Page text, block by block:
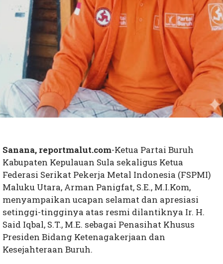
Sanana, reportmalut.com-Ketua Partai Buruh
Kabupaten Kepulauan Sula sekaligus Ketua
Federasi Serikat Pekerja Metal Indonesia (FSPMI)
Maluku Utara, Arman Panigfat, S.E., M.I.Kom,
menyampaikan ucapan selamat dan apresiasi
setinggi-tingginya atas resmi dilantiknya Ir. H.
Said Iqbal, S.T., M.E. sebagai Penasihat Khusus
Presiden Bidang Ketenagakerjaan dan
Kesejahteraan Buruh.